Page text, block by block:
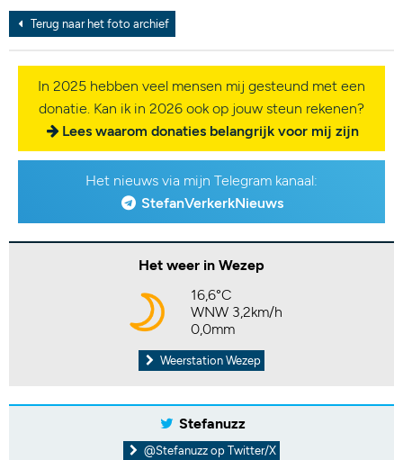
Terug naar het foto archief
In 2025 hebben veel mensen mij gesteund met een
donatie. Kan ik in 2026 ook op jouw steun rekenen?
Lees waarom donaties belangrijk voor mij zijn
Het nieuws via mijn Telegram kanaal:
StefanVerkerkNieuws
Het weer in Wezep
16,6°C
WNW 3,2km/h
0,0mm
Weerstation Wezep
Stefanuzz
@Stefanuzz op Twitter/X